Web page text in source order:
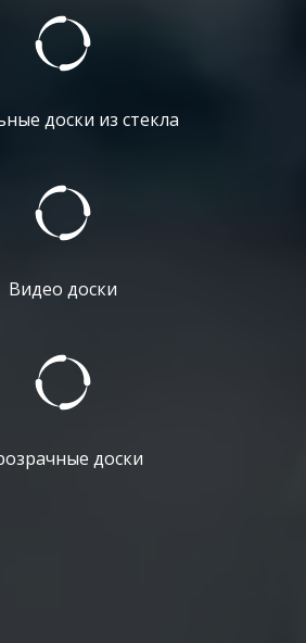
доски из стекла
Видео доски
доски